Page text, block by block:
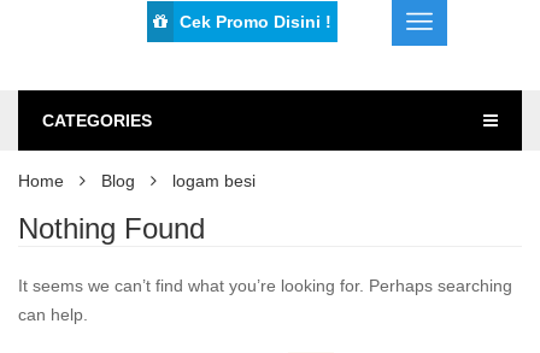
Cek Promo Disini !
CATEGORIES
Home Blog logam besi
Nothing Found
It seems we can’t find what you’re looking for. Perhaps searching
can help.